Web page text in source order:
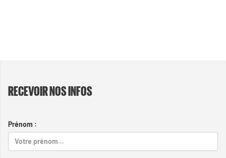
RECEVOIR NOS INFOS
Prénom :